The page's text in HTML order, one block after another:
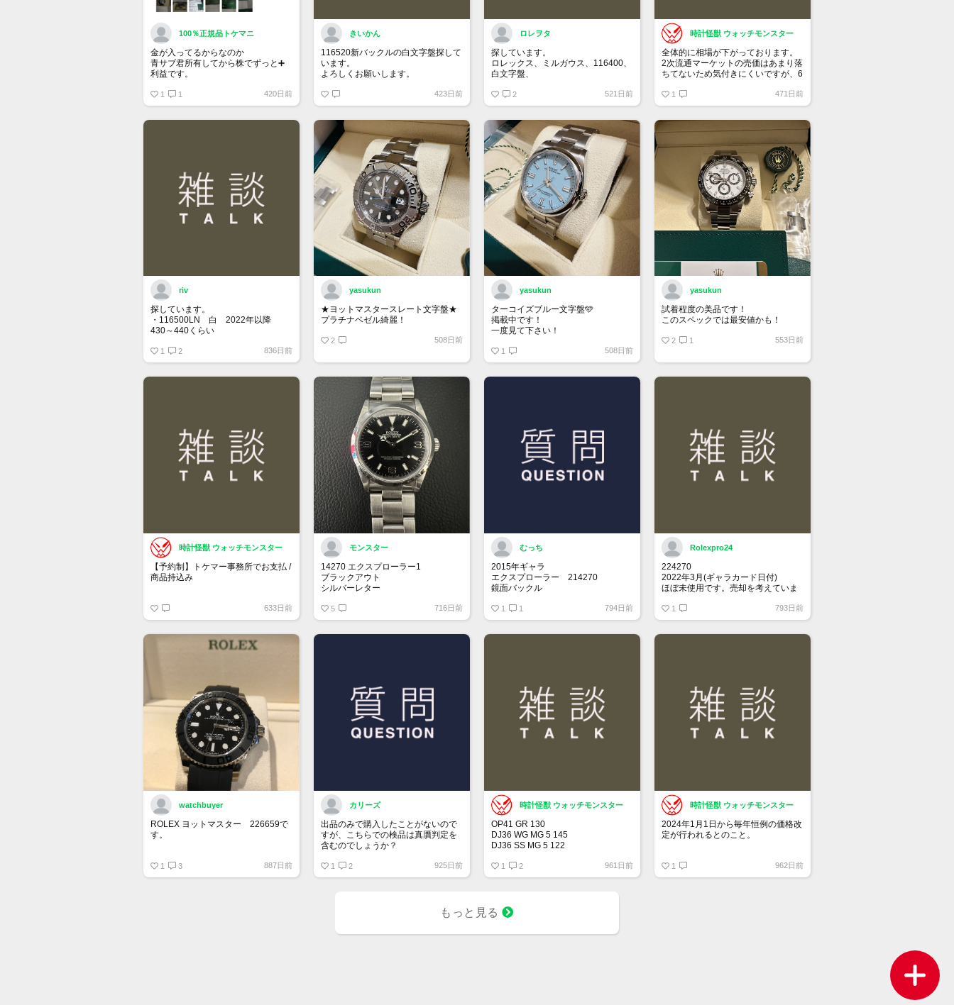
100％正規品トケマニ
金が入ってるからなのか
青サブ君所有してから株でずっと➕
利益です。
銘柄番号7932 ニッピ
株価が下がっても、上がっても
1 1 420日前
きいかん
116520新バックルの白文字盤探して
います。
よろしくお願いします。
423日前
ロレヲタ
探しています。
ロレックス、ミルガウス、116400、
白文字盤、
属品は完備の状態を希望します。
お値段140万～170万位でよろしくお
2 521日前
時計怪獣 ウォッチモンスター
全体的に相場が下がっております。
2次流通マーケットの売価はあまり落
ちてないため気付きにくいですが、6
ている10％は下になっていると思い
ます。
1 471日前
riv
探しています。
・116500LN 白 2022年以降
430～440くらい
式 120くらい
1 2 836日前
yasukun
★ヨットマスタースレート文字盤★
プラチナベゼル綺麗！
2 508日前
yasukun
ターコイズブルー文字盤🩵
掲載中です！
一度見て下さい！
1 508日前
yasukun
試着程度の美品です！
このスペックでは最安値かも！
2 1 553日前
時計怪獣 ウォッチモンスター
【予約制】トケマー事務所でお支払 /
商品持込み
フォームからご予約ください！
633日前
モンスター
14270 エクスプローラー1
ブラックアウト
シルバーレター
オールトリチウム
5 716日前
むっち
2015年ギャラ
エクスプローラー 214270
鏡面バックル
思い出の年に製造されてるエクスプ
ローラー1を探しております。
1 1 794日前
Rolexpro24
224270
2022年3月(ギャラカード日付)
ほぼ未使用です。売却を考えていま
関心ある方、メッセージください
1 793日前
watchbuyer
ROLEX ヨットマスター 226659で
す。
うかと思っています。
1 3 887日前
カリーズ
出品のみで購入したことがないので
すが、こちらでの検品は真贋判定を
含むのでしょうか？
1 2 925日前
時計怪獣 ウォッチモンスター
OP41 GR 130
DJ36 WG MG 5 145
DJ36 SS MG 5 122
DJ41 WG WT 5 164
00LN BK 21 375
SUBD 23 182
1 2 961日前
時計怪獣 ウォッチモンスター
2024年1月1日から毎年恒例の価格改
定が行われるとのこと。
性があります。
1 962日前
もっと見る